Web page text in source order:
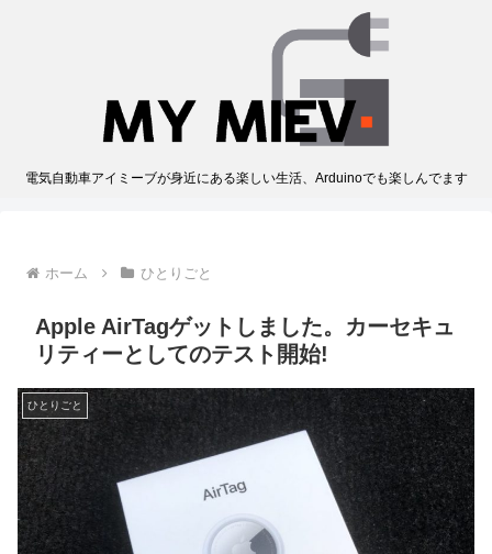
電気自動車アイミーブが身近にある楽しい生活、Arduinoでも楽しんでます
ホーム ひとりごと
Apple AirTagゲットしました。カーセキュ
リティーとしてのテスト開始!
ひとりごと